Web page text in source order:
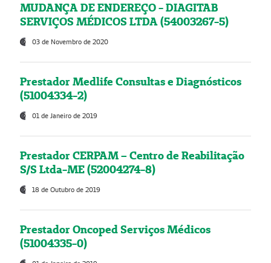
MUDANÇA DE ENDEREÇO - DIAGITAB
SERVIÇOS MÉDICOS LTDA (54003267-5)
03 de Novembro de 2020
Prestador Medlife Consultas e Diagnósticos
(51004334-2)
01 de Janeiro de 2019
Prestador CERPAM – Centro de Reabilitação
S/S Ltda-ME (52004274-8)
18 de Outubro de 2019
Prestador Oncoped Serviços Médicos
(51004335-0)